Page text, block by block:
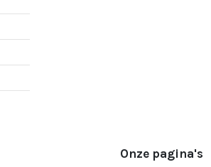
Onze pagina's